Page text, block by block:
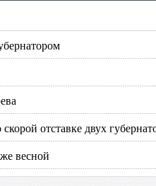
отставке двух
весной